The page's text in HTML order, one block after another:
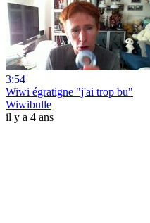
3:54
Wiwi égratigne "j'ai trop bu"
Wiwibulle
il y a 4 ans